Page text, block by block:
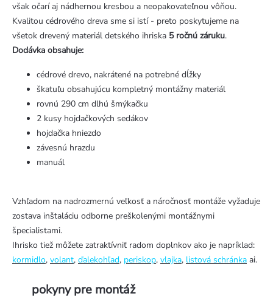
však očarí aj nádhernou kresbou a neopakovateľnou vôňou.
Kvalitou cédrového dreva sme si istí - preto poskytujeme na
všetok drevený materiál detského ihriska 5 ročnú záruku.
Dodávka obsahuje:
cédrové drevo, nakrátené na potrebné dĺžky
škatuľu obsahujúcu kompletný montážny materiál
rovnú 290 cm dlhú šmýkačku
2 kusy hojdačkových sedákov
hojdačka hniezdo
závesnú hrazdu
manuál
Vzhľadom na nadrozmernú veľkosť a náročnosť montáže vyžaduje
zostava inštaláciu odborne preškolenými montážnymi
špecialistami.
Ihrisko tiež môžete zatraktívniť radom doplnkov ako je napríklad:
kormidlo, volant, ďalekohľad, periskop, vlajka, listová schránka ai.
pokyny pre montáž